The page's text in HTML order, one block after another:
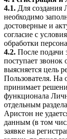
4.1. Для создания
необходимо
достоверные и
согласие с
обработки
4.2. После подачи
поступает звонок
выясняется цель
Пользователя. На
принимает
функционала
отдельным
Аристон не
данным (в том
заявке на